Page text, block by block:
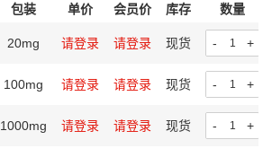
包装 单价 会员价 库存 数量
20mg 请登录 请登录 现货 - +
100mg 请登录 请登录 现货 - +
1000mg 请登录 请登录 现货 - +